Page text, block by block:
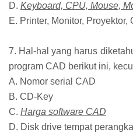
D. Keyboard, CPU, Mouse,
E. Printer, Monitor, Proyektor,
7. Hal-hal yang harus
program CAD berikut ini,
A. Nomor serial CAD
B. CD-Key
C. Harga software CAD
D. Disk drive tempat